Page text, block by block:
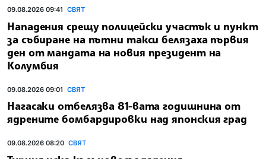
09.08.2026 09:41 СВЯТ
Нападения срещу полицейски участък и пункт
за събиране на пътни такси белязаха първия
ден от мандата на новия президент на
Колумбия
09.08.2026 09:01 СВЯТ
Нагасаки отбелязва 81-вата годишнина от
ядрените бомбардировки над японския град
09.08.2026 08:20 СВЯТ